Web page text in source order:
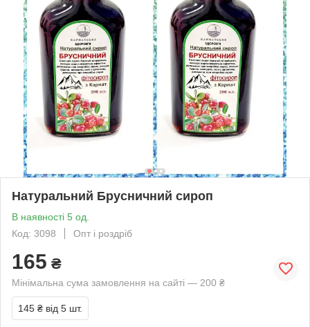
Натуральний Брусничний сироп
В наявності 5 од.
Код: 3098
Опт і роздріб
165 ₴
Мінімальна сума замовлення на сайті — 200 ₴
145 ₴ від 5 шт.